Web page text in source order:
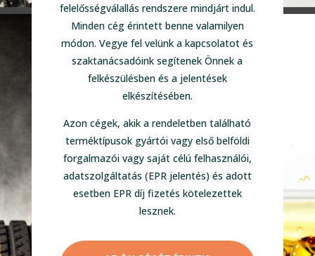
felelősségválallás rendszere mindjárt indul.
Minden cég érintett benne valamilyen
módon. Vegye fel velünk a kapcsolatot és
szaktanácsadóink segítenek Önnek a
felkészülésben és a jelentések
elkészítésében.
Azon cégek, akik a rendeletben található
terméktípusok gyártói vagy első belföldi
forgalmazói vagy saját célú felhasználói,
adatszolgáltatás (EPR jelentés) és adott
esetben EPR díj fizetés kötelezettek
lesznek.